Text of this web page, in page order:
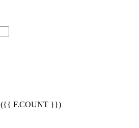
({{ F.COUNT }})